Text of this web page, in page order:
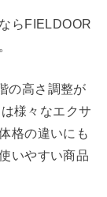
らFIELDOOR
の高さ調整が
様々なエクサ
格の違いにも
いやすい商品